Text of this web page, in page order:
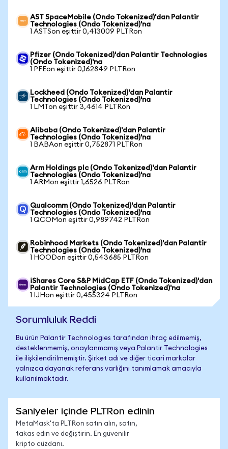
AST SpaceMobile (Ondo Tokenized)'dan Palantir
Technologies (Ondo Tokenized)'na
1 ASTSon eşittir 0,413009 PLTRon
Pfizer (Ondo Tokenized)'dan Palantir Technologies
(Ondo Tokenized)'na
1 PFEon eşittir 0,162849 PLTRon
Lockheed (Ondo Tokenized)'dan Palantir
Technologies (Ondo Tokenized)'na
1 LMTon eşittir 3,4614 PLTRon
Alibaba (Ondo Tokenized)'dan Palantir
Technologies (Ondo Tokenized)'na
1 BABAon eşittir 0,752871 PLTRon
Arm Holdings plc (Ondo Tokenized)'dan Palantir
Technologies (Ondo Tokenized)'na
1 ARMon eşittir 1,6526 PLTRon
Qualcomm (Ondo Tokenized)'dan Palantir
Technologies (Ondo Tokenized)'na
1 QCOMon eşittir 0,989742 PLTRon
Robinhood Markets (Ondo Tokenized)'dan Palantir
Technologies (Ondo Tokenized)'na
1 HOODon eşittir 0,543685 PLTRon
iShares Core S&P MidCap ETF (Ondo Tokenized)'dan
Palantir Technologies (Ondo Tokenized)'na
1 IJHon eşittir 0,455324 PLTRon
Sorumluluk Reddi
Bu ürün Palantir Technologies tarafından ihraç edilmemiş,
desteklenmemiş, onaylanmamış veya Palantir Technologies
ile ilişkilendirilmemiştir. Şirket adı ve diğer ticari markalar
yalnızca dayanak referans varlığını tanımlamak amacıyla
kullanılmaktadır.
Saniyeler içinde PLTRon edinin
MetaMask'ta PLTRon satın alın, satın,
takas edin ve değiştirin. En güvenilir
kripto cüzdanı.